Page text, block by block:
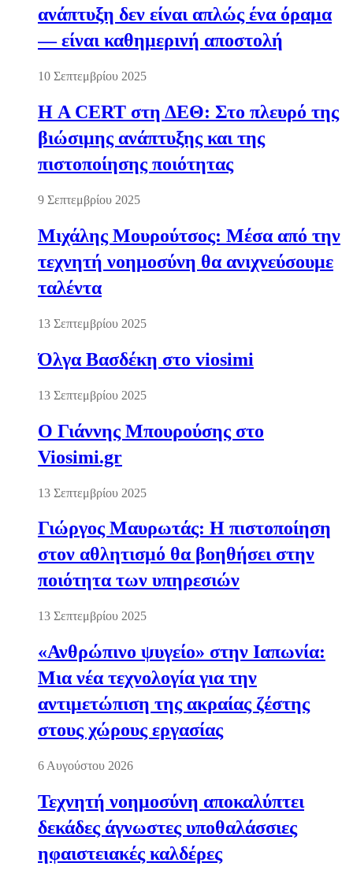
ανάπτυξη δεν είναι απλώς ένα όραμα
— είναι καθημερινή αποστολή
10 Σεπτεμβρίου 2025
Η A CERT στη ΔΕΘ: Στο πλευρό της
βιώσιμης ανάπτυξης και της
πιστοποίησης ποιότητας
9 Σεπτεμβρίου 2025
Μιχάλης Μουρούτσος: Μέσα από την
τεχνητή νοημοσύνη θα ανιχνεύσουμε
ταλέντα
13 Σεπτεμβρίου 2025
Όλγα Βασδέκη στο viosimi
13 Σεπτεμβρίου 2025
Ο Γιάννης Μπουρούσης στο
Viosimi.gr
13 Σεπτεμβρίου 2025
Γιώργος Μαυρωτάς: Η πιστοποίηση
στον αθλητισμό θα βοηθήσει στην
ποιότητα των υπηρεσιών
13 Σεπτεμβρίου 2025
«Ανθρώπινο ψυγείο» στην Ιαπωνία:
Μια νέα τεχνολογία για την
αντιμετώπιση της ακραίας ζέστης
στους χώρους εργασίας
6 Αυγούστου 2026
Τεχνητή νοημοσύνη αποκαλύπτει
δεκάδες άγνωστες υποθαλάσσιες
ηφαιστειακές καλδέρες